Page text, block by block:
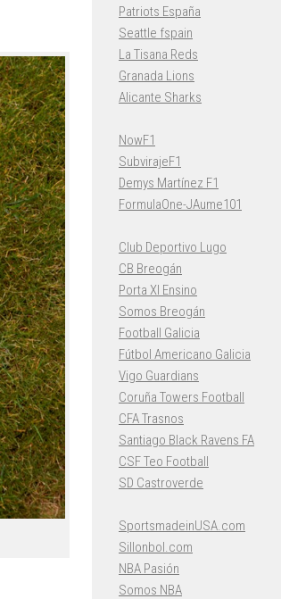
Patriots España
Seattle fspain
La Tisana Reds
Granada Lions
Alicante Sharks
NowF1
SubvirajeF1
Demys Martínez F1
FormulaOne-JAume101
Club Deportivo Lugo
CB Breogán
Porta XI Ensino
Somos Breogán
Football Galicia
Fútbol Americano Galicia
Vigo Guardians
Coruña Towers Football
CFA Trasnos
Santiago Black Ravens FA
CSF Teo Football
SD Castroverde
SportsmadeinUSA.com
Sillonbol.com
NBA Pasión
Somos NBA